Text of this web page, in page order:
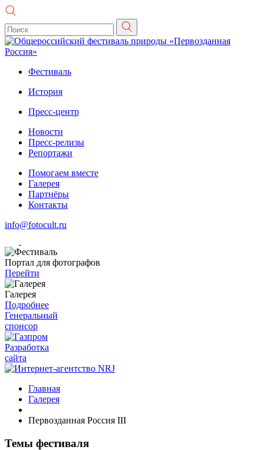
Фестиваль
История
Пресс-центр
Новости
Пресс-релизы
Репортажи
Помогаем вместе
Галерея
Партнёры
Контакты
info@fotocult.ru
Портал для фотографов
Перейти
Галерея
Подробнее
Генеральный
спонсор
Разработка
сайта
Главная
Галерея
Первозданная Россия III
Темы фестиваля